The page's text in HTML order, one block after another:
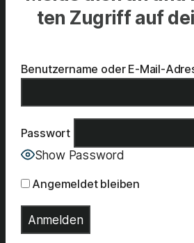
ten Zugriff auf
Benut­zer­na­me oder E‑Mail-
Pass­wort
Show Password
Ange­mel­det blei­ben